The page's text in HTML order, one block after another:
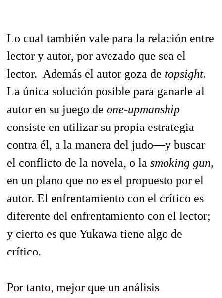
Lo cual también vale para la relación entre
lector y autor, por avezado que sea el
lector. Además el autor goza de topsight.
La única solución posible para ganarle al
autor en su juego de one-upmanship
consiste en utilizar su propia estrategia
contra él, a la manera del judo—y buscar
el conflicto de la novela, o la smoking gun,
en un plano que no es el propuesto por el
autor. El enfrentamiento con el crítico es
diferente del enfrentamiento con el lector;
y cierto es que Yukawa tiene algo de
crítico.
Por tanto, mejor que un análisis